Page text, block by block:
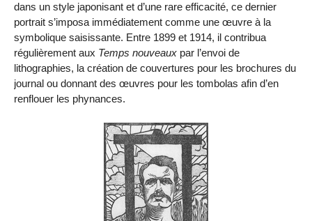
dans un style japonisant et d’une rare efficacité, ce dernier
portrait s’imposa immédiatement comme une œuvre à la
symbolique saisissante. Entre 1899 et 1914, il contribua
régulièrement aux Temps nouveaux par l’envoi de
lithographies, la création de couvertures pour les brochures du
journal ou donnant des œuvres pour les tombolas afin d’en
renflouer les phynances.